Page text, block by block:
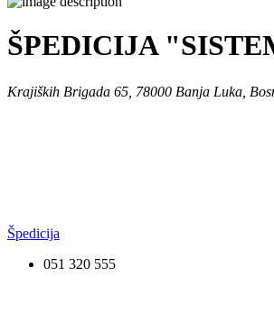
ŠPEDICIJA
Krajiških Brigada 65, 78000 Banja Luka,
Špedicija
051 320 555